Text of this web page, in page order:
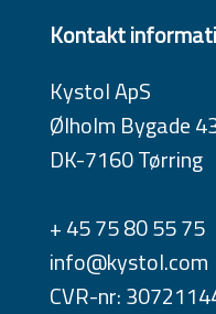
Kontakt
Kystol ApS
Ølholm Bygade
DK-7160 Tørring
+ 45 75 80 55 75
info@kystol.com
CVR-nr: